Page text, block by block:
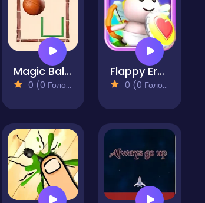
Magic Ball 22
0 (0 Голосів)
Flappy Eros
0 (0 Голосів)